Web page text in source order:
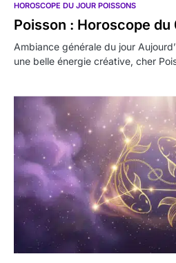
HOROSCOPE DU JOUR POISSONS
Poisson : Horoscope
Ambiance générale du jour
une belle énergie créative, cher